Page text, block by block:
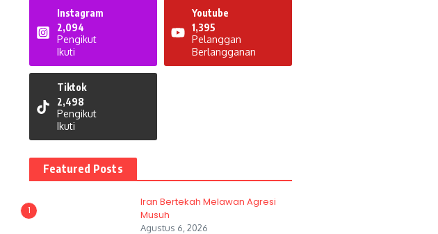
Instagram
2,094
Pengikut
Ikuti
Youtube
1,395
Pelanggan
Berlangganan
Tiktok
2,498
Pengikut
Ikuti
Featured Posts
1
Iran Bertekah Melawan Agresi
Musuh
Agustus 6, 2026